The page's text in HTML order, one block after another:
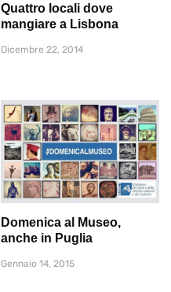
Quattro locali dove
mangiare a Lisbona
Dicembre 22, 2014
Domenica al Museo,
anche in Puglia
Gennaio 14, 2015